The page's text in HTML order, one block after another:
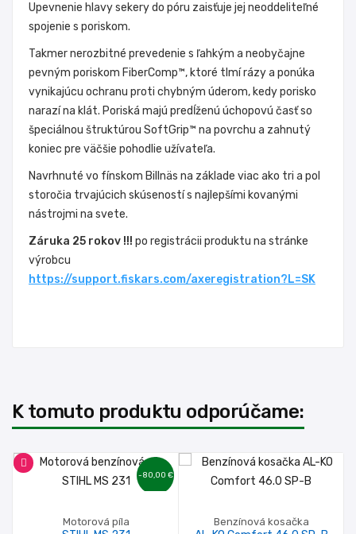
Upevnenie hlavy sekery do póru zaisťuje jej neoddeliteľné
spojenie s poriskom.
Takmer nerozbitné prevedenie s ľahkým a neobyčajne
pevným poriskom FiberComp™, ktoré tlmí rázy a ponúka
vynikajúcu ochranu proti chybným úderom, kedy porisko
narazí na klát. Poriská majú predĺženú úchopovú časť so
špeciálnou štruktúrou SoftGrip™ na povrchu a zahnutý
koniec pre väčšie pohodlie užívateľa.
Navrhnuté vo fínskom Billnäs na základe viac ako tri a pol
storočia trvajúcich skúseností s najlepšími kovanými
nástrojmi na svete.
Záruka 25 rokov !!! po registrácii produktu na stránke
výrobcu
https://support.fiskars.com/axeregistration?L=SK
K tomuto produktu odporúčame:
-80,00 €
Motorová píla Benzínová kosačka